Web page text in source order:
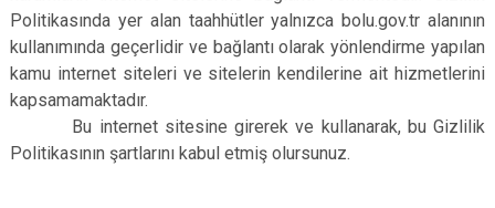
Politikasında yer alan taahhütler yalnızca bolu.gov.tr alanının
kullanımında geçerlidir ve bağlantı olarak yönlendirme yapılan
kamu internet siteleri ve sitelerin kendilerine ait hizmetlerini
kapsamamaktadır.
Bu internet sitesine girerek ve kullanarak, bu Gizlilik
Politikasının şartlarını kabul etmiş olursunuz.